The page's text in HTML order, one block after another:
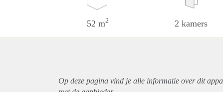
52 m2 2 kamers
Op deze pagina vind je alle informatie over dit